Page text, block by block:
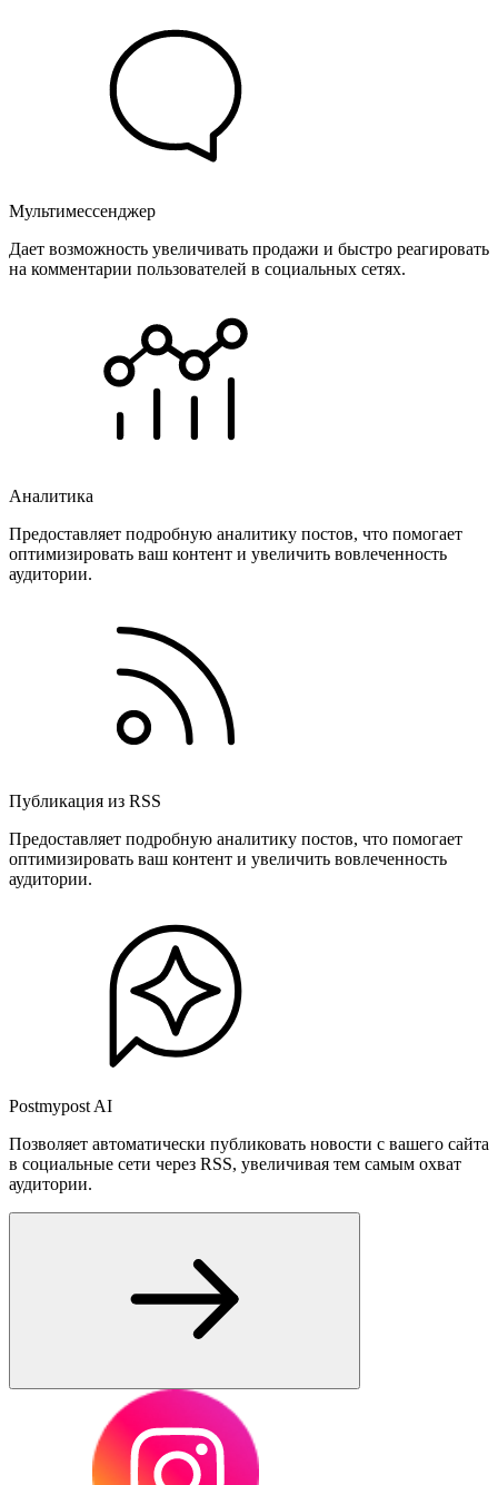
Мультимессенджер
Дает возможность увеличивать продажи и быстро реагировать
на комментарии пользователей в социальных сетях.
Аналитика
Предоставляет подробную аналитику постов, что помогает
оптимизировать ваш контент и увеличить вовлеченность
аудитории.
Публикация из RSS
Предоставляет подробную аналитику постов, что помогает
оптимизировать ваш контент и увеличить вовлеченность
аудитории.
Postmypost AI
Позволяет автоматически публиковать новости с вашего сайта
в социальные сети через RSS, увеличивая тем самым охват
аудитории.